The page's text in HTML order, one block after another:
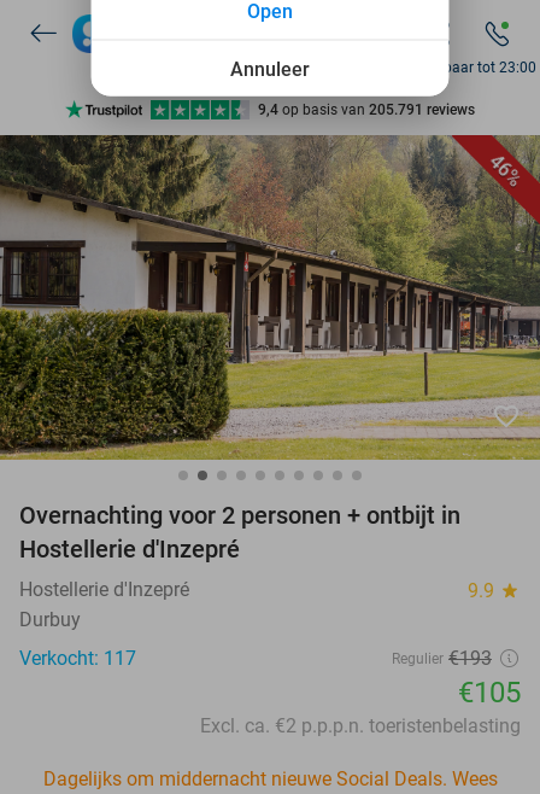
7 dagen per week beschikbaar
10+ miljoen leden
9,4 op basis van 205.791 reviews
Ontdek 15.000+ deals
7 dagen per week beschikbaar
10+ miljoen leden
Bereikbaar tot 23:00
46%
favorite_border
Overnachting voor 2 personen + ontbijt in
Hostellerie d'Inzepré
Hostellerie d'Inzepré 9.9 star
Durbuy
Verkocht: 117
Regulier €193
€105
Excl. ca. €2 p.p.p.n. toeristenbelasting
Dagelijks om middernacht nieuwe Social Deals. Wees
Annuleer
Open